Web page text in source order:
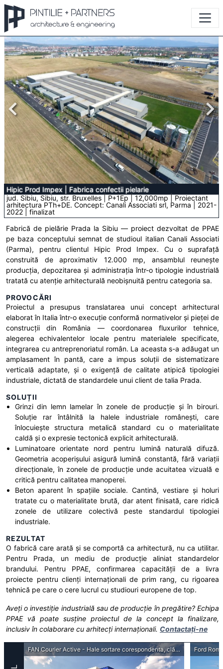
Hipic Prod Impex
Fabrica confectii pielarie
jud. Sibiu, Sibiu, str. Bruxelles | P+1Ep | 12,000mp | Proiectant
arhitectura PTh+DE. Concept: Canali Associati srl, Parma | 2021-
2022 | finalizat
Fabrică de pielărie Prada la Sibiu — proiect dezvoltat de PPAE
pe baza conceptului semnat de studioul italian Canali Associati
(Parma), pentru clientul Hipic Prod Impex. Cu o suprafață
construită de aproximativ 12.000 mp, ansamblul reunește
producția, depozitarea și administrația într-o tipologie industrială
tratată cu atenție arhitecturală neobișnuită pentru categoria sa.
PROVOCĂRI
Proiectul a presupus translatarea unui concept arhitectural
elaborat în Italia într-o execuție conformă normativelor și pieței de
construcții din România — coordonarea fluxurilor tehnice,
alegerea echivalentelor locale pentru materialele specificate,
integrarea cu antreprenoriatul român. La aceasta s-a adăugat un
amplasament în pantă, care a impus soluții de sistematizare
verticală adaptate, și o exigență de calitate atipică tipologiei
industriale, dictată de standardele unui client de talia Prada.
SOLUȚII
Grinzi din lemn lamelar în zonele de producție și în birouri.
Soluție rar întâlnită la halele industriale românești, care
înlocuiește structura metalică standard cu o materialitate
caldă și o expresie tectonică explicit arhitecturală.
Luminatoare orientate nord pentru lumină naturală difuză.
Geometria acoperișului asigură lumină constantă, fără variații
direcționale, în zonele de producție unde acuitatea vizuală e
critică pentru calitatea manoperei.
Beton aparent în spațiile sociale. Cantină, vestiare și holuri
tratate cu o materialitate brută, dar atent finisată, care ridică
zonele de utilizare colectivă peste standardul tipologiei
industriale.
REZULTAT
O fabrică care arată și se comportă ca arhitectură, nu ca utilitar.
Pentru Prada, un mediu de producție aliniat standardelor
brandului. Pentru PPAE, confirmarea capacității de a livra
proiecte pentru clienți internaționali de prim rang, cu rigoarea
tehnică pe care o cere lucrul cu studiouri europene de top.
Aveți o investiție industrială sau de producție în pregătire? Echipa
PPAE vă poate susține proiectul de la concept la finalizare,
inclusiv în colaborare cu arhitecți internaționali. Contactați-ne
FAN Courier Active - Hale sortare corespondenta, clădire de birouri si anexe